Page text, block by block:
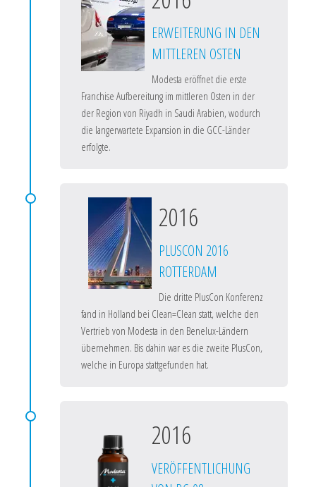
ERWEITERUNG IN DEN
MITTLEREN OSTEN
Modesta eröffnet die erste
Franchise Aufbereitung im mittleren Osten in der
der Region von Riyadh in Saudi Arabien, wodurch
die langerwartete Expansion in die GCC-Länder
erfolgte.
2016
PLUSCON 2016
ROTTERDAM
Die dritte PlusCon Konferenz
fand in Holland bei Clean=Clean statt, welche den
Vertrieb von Modesta in den Benelux-Ländern
übernehmen. Bis dahin war es die zweite PlusCon,
welche in Europa stattgefunden hat.
2016
VERÖFFENTLICHUNG